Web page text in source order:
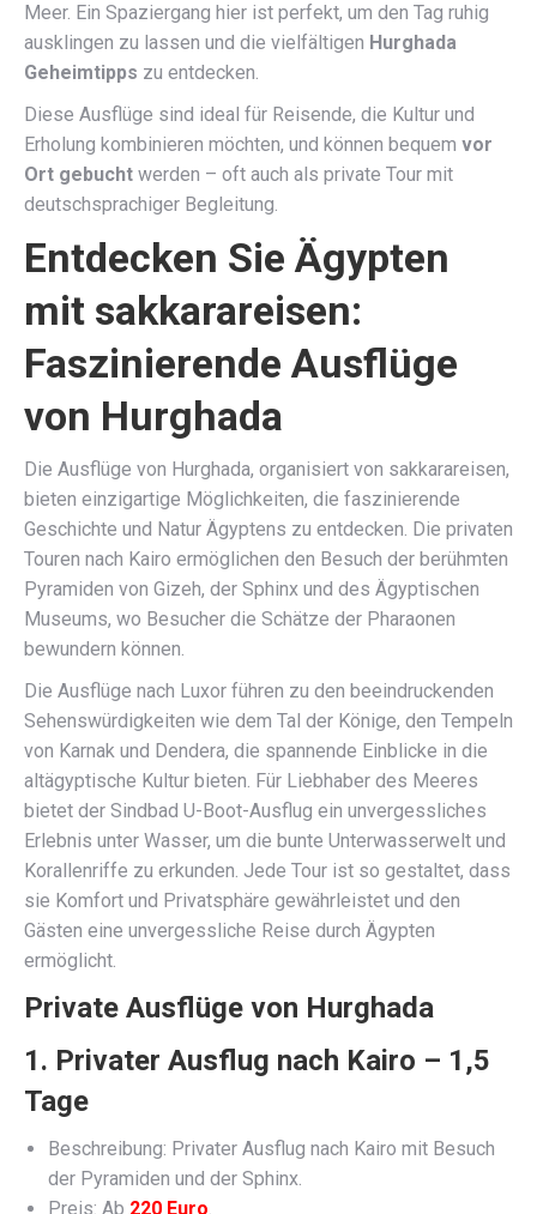
Meer. Ein Spaziergang hier ist perfekt, um den Tag ruhig
ausklingen zu lassen und die vielfältigen Hurghada
Geheimtipps zu entdecken.
Diese Ausflüge sind ideal für Reisende, die Kultur und
Erholung kombinieren möchten, und können bequem vor
Ort gebucht werden – oft auch als private Tour mit
deutschsprachiger Begleitung.
Entdecken Sie Ägypten
mit sakkarareisen:
Faszinierende Ausflüge
von Hurghada
Die Ausflüge von Hurghada, organisiert von sakkarareisen,
bieten einzigartige Möglichkeiten, die faszinierende
Geschichte und Natur Ägyptens zu entdecken. Die privaten
Touren nach Kairo ermöglichen den Besuch der berühmten
Pyramiden von Gizeh, der Sphinx und des Ägyptischen
Museums, wo Besucher die Schätze der Pharaonen
bewundern können.
Die Ausflüge nach Luxor führen zu den beeindruckenden
Sehenswürdigkeiten wie dem Tal der Könige, den Tempeln
von Karnak und Dendera, die spannende Einblicke in die
altägyptische Kultur bieten. Für Liebhaber des Meeres
bietet der Sindbad U-Boot-Ausflug ein unvergessliches
Erlebnis unter Wasser, um die bunte Unterwasserwelt und
Korallenriffe zu erkunden. Jede Tour ist so gestaltet, dass
sie Komfort und Privatsphäre gewährleistet und den
Gästen eine unvergessliche Reise durch Ägypten
ermöglicht.
Private Ausflüge von Hurghada
1. Privater Ausflug nach Kairo – 1,5
Tage
Beschreibung: Privater Ausflug nach Kairo mit Besuch
der Pyramiden und der Sphinx.
Preis: Ab 220 Euro.